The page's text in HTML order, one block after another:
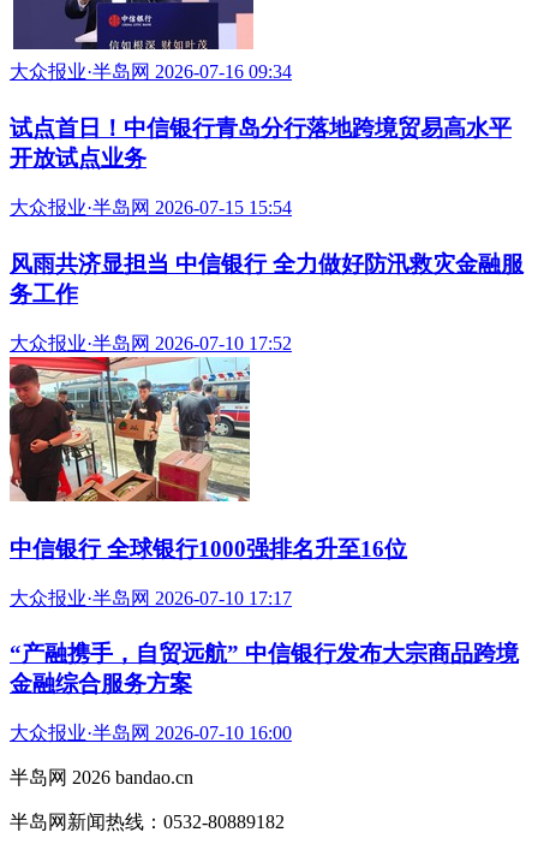
大众报业·半岛网 2026-07-16 09:34
试点首日！中信银行青岛分行落地跨境贸易高水平
开放试点业务
大众报业·半岛网 2026-07-15 15:54
风雨共济显担当 中信银行 全力做好防汛救灾金融服
务工作
大众报业·半岛网 2026-07-10 17:52
中信银行 全球银行1000强排名升至16位
大众报业·半岛网 2026-07-10 17:17
“产融携手，自贸远航” 中信银行发布大宗商品跨境
金融综合服务方案
大众报业·半岛网 2026-07-10 16:00
半岛网 2026 bandao.cn
半岛网新闻热线：0532-80889182